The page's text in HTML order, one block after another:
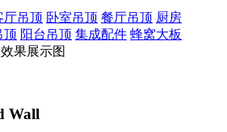
厅吊顶 卧室吊顶 餐厅吊顶 厨房
顶 阳台吊顶 集成配件 蜂窝大板
Wall